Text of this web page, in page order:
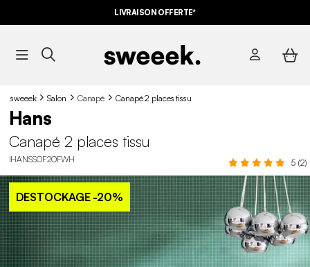
LIVRAISON OFFERTE*
sweeek Salon Canapé Canapé 2 places tissu
Hans
Canapé 2 places tissu
IHANSSOF2OFWH 5 (2)
DESTOCKAGE-20%